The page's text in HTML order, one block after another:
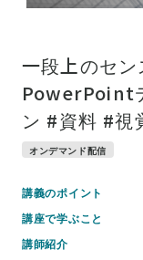
一段上のセ
PowerPoint
ン #資料 #視
オンデマンド配信
講義のポイント
講座で学ぶこと
講師紹介